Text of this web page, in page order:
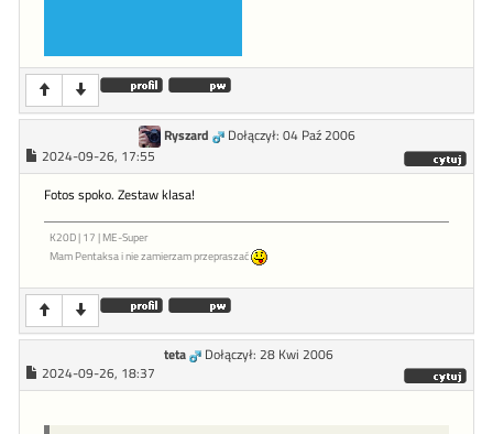
Ryszard
Dołączył: 04 Paź 2006
2024-09-26, 17:55
Fotos spoko. Zestaw klasa!
K20D | 17 | ME-Super
Mam Pentaksa i nie zamierzam przepraszać
teta
Dołączył: 28 Kwi 2006
2024-09-26, 18:37